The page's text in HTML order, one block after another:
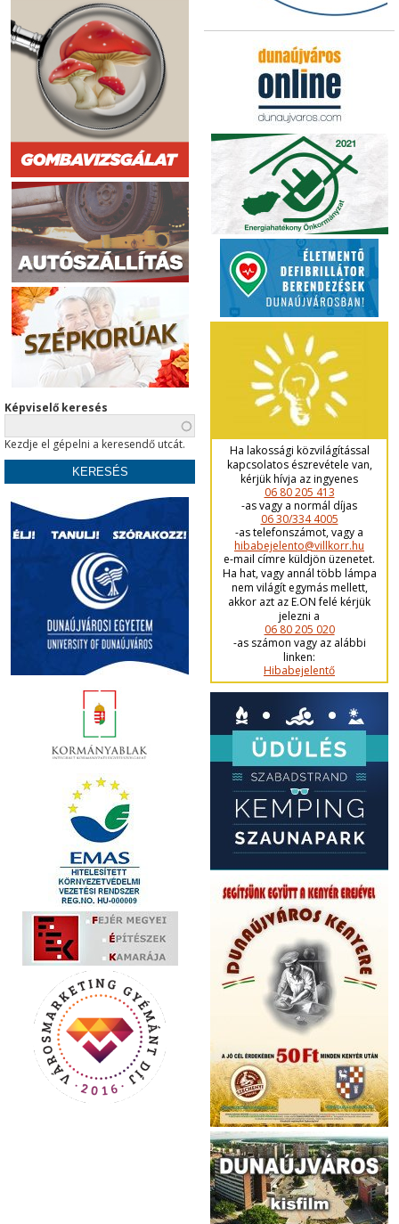
Képviselő keresés
Kezdje el gépelni a keresendő utcát.
Ha lakossági közvilágítással
kapcsolatos észrevétele van,
kérjük hívja az ingyenes
06 80 205 413
-as vagy a normál díjas
06 30/334 4005
-as telefonszámot, vagy a
hibabejelento@villkorr.hu
e-mail címre küldjön üzenetet.
Ha hat, vagy annál több lámpa
nem világít egymás mellett,
akkor azt az E.ON felé kérjük
jelezni a
06 80 205 020
-as számon vagy az alábbi
linken:
Hibabejelentő